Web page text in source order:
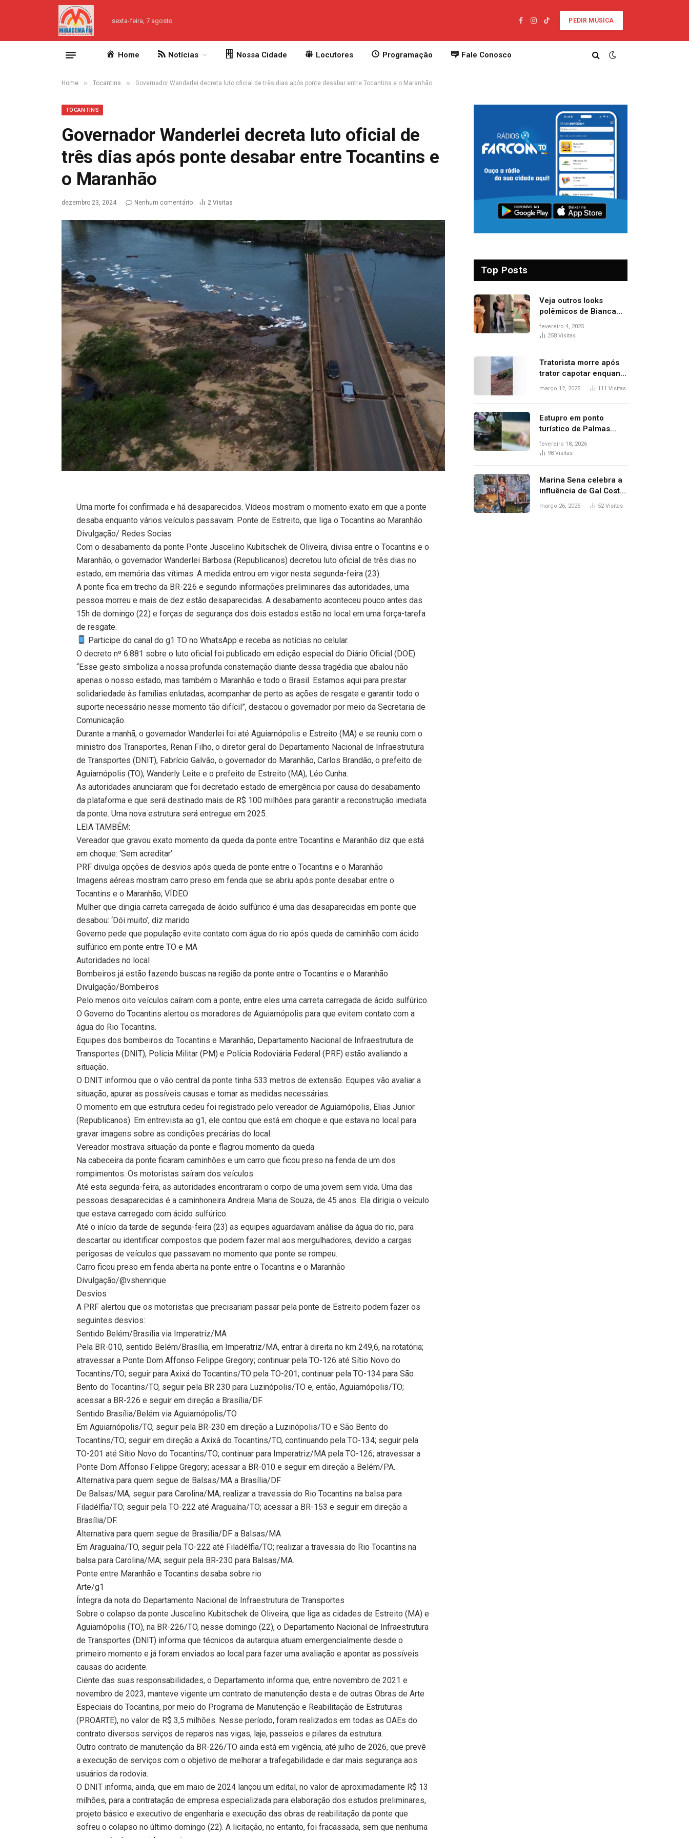
sexta-feira, 7 agosto
Facebook
Instagram
TikTok
PEDIR MÚSICA
Home Notícias Nossa Cidade Locutores Programação Fale Conosco
Home » Tocantins » Governador Wanderlei decreta luto oficial de três dias após ponte desabar entre Tocantins e o Maranhão
TOCANTINS
Governador Wanderlei decreta luto oficial de
três dias após ponte desabar entre Tocantins e
o Maranhão
dezembro 23, 2024 Nenhum comentário 2 Visitas
Uma morte foi confirmada e há desaparecidos. Vídeos mostram o momento exato em que a ponte
desaba enquanto vários veículos passavam. Ponte de Estreito, que liga o Tocantins ao Maranhão
Divulgação/ Redes Socias
Com o desabamento da ponte Ponte Juscelino Kubitschek de Oliveira, divisa entre o Tocantins e o
Maranhão, o governador Wanderlei Barbosa (Republicanos) decretou luto oficial de três dias no
estado, em memória das vítimas. A medida entrou em vigor nesta segunda-feira (23).
A ponte fica em trecho da BR-226 e segundo informações preliminares das autoridades, uma
pessoa morreu e mais de dez estão desaparecidas. A desabamento aconteceu pouco antes das
15h de domingo (22) e forças de segurança dos dois estados estão no local em uma força-tarefa
de resgate.
Participe do canal do g1 TO no WhatsApp e receba as notícias no celular.
O decreto nº 6.881 sobre o luto oficial foi publicado em edição especial do Diário Oficial (DOE).
“Esse gesto simboliza a nossa profunda consternação diante dessa tragédia que abalou não
apenas o nosso estado, mas também o Maranhão e todo o Brasil. Estamos aqui para prestar
solidariedade às famílias enlutadas, acompanhar de perto as ações de resgate e garantir todo o
suporte necessário nesse momento tão difícil”, destacou o governador por meio da Secretaria de
Comunicação.
Durante a manhã, o governador Wanderlei foi até Aguiarnópolis e Estreito (MA) e se reuniu com o
ministro dos Transportes, Renan Filho, o diretor geral do Departamento Nacional de Infraestrutura
de Transportes (DNIT), Fabrício Galvão, o governador do Maranhão, Carlos Brandão, o prefeito de
Aguiarnópolis (TO), Wanderly Leite e o prefeito de Estreito (MA), Léo Cunha.
As autoridades anunciaram que foi decretado estado de emergência por causa do desabamento
da plataforma e que será destinado mais de R$ 100 milhões para garantir a reconstrução imediata
da ponte. Uma nova estrutura será entregue em 2025.
LEIA TAMBÉM:
Vereador que gravou exato momento da queda da ponte entre Tocantins e Maranhão diz que está
em choque: ‘Sem acreditar’
PRF divulga opções de desvios após queda de ponte entre o Tocantins e o Maranhão
Imagens aéreas mostram carro preso em fenda que se abriu após ponte desabar entre o
Tocantins e o Maranhão; VÍDEO
Mulher que dirigia carreta carregada de ácido sulfúrico é uma das desaparecidas em ponte que
desabou: ‘Dói muito’, diz marido
Governo pede que população evite contato com água do rio após queda de caminhão com ácido
sulfúrico em ponte entre TO e MA
Autoridades no local
Bombeiros já estão fazendo buscas na região da ponte entre o Tocantins e o Maranhão
Divulgação/Bombeiros
Pelo menos oito veículos caíram com a ponte, entre eles uma carreta carregada de ácido sulfúrico.
O Governo do Tocantins alertou os moradores de Aguiarnópolis para que evitem contato com a
água do Rio Tocantins.
Equipes dos bombeiros do Tocantins e Maranhão, Departamento Nacional de Infraestrutura de
Transportes (DNIT), Polícia Militar (PM) e Polícia Rodoviária Federal (PRF) estão avaliando a
situação.
O DNIT informou que o vão central da ponte tinha 533 metros de extensão. Equipes vão avaliar a
situação, apurar as possíveis causas e tomar as medidas necessárias.
O momento em que estrutura cedeu foi registrado pelo vereador de Aguiarnópolis, Elias Junior
(Republicanos). Em entrevista ao g1, ele contou que está em choque e que estava no local para
gravar imagens sobre as condições precárias do local.
Vereador mostrava situação da ponte e flagrou momento da queda
Na cabeceira da ponte ficaram caminhões e um carro que ficou preso na fenda de um dos
rompimentos. Os motoristas saíram dos veículos.
Até esta segunda-feira, as autoridades encontraram o corpo de uma jovem sem vida. Uma das
pessoas desaparecidas é a caminhoneira Andreia Maria de Souza, de 45 anos. Ela dirigia o veículo
que estava carregado com ácido sulfúrico.
Até o início da tarde de segunda-feira (23) as equipes aguardavam análise da água do rio, para
descartar ou identificar compostos que podem fazer mal aos mergulhadores, devido a cargas
perigosas de veículos que passavam no momento que ponte se rompeu.
Carro ficou preso em fenda aberta na ponte entre o Tocantins e o Maranhão
Divulgação/@vshenrique
Desvios
A PRF alertou que os motoristas que precisariam passar pela ponte de Estreito podem fazer os
seguintes desvios:
Sentido Belém/Brasília via Imperatriz/MA
Pela BR-010, sentido Belém/Brasília, em Imperatriz/MA, entrar à direita no km 249,6, na rotatória;
atravessar a Ponte Dom Affonso Felippe Gregory; continuar pela TO-126 até Sítio Novo do
Tocantins/TO; seguir para Axixá do Tocantins/TO pela TO-201; continuar pela TO-134 para São
Bento do Tocantins/TO, seguir pela BR 230 para Luzinópolis/TO e, então, Aguiarnópolis/TO;
acessar a BR-226 e seguir em direção a Brasília/DF.
Sentido Brasília/Belém via Aguiarnópolis/TO
Em Aguiarnópolis/TO, seguir pela BR-230 em direção a Luzinópolis/TO e São Bento do
Tocantins/TO; seguir em direção a Axixá do Tocantins/TO, continuando pela TO-134; seguir pela
TO-201 até Sítio Novo do Tocantins/TO; continuar para Imperatriz/MA pela TO-126; atravessar a
Ponte Dom Affonso Felippe Gregory; acessar a BR-010 e seguir em direção a Belém/PA.
Alternativa para quem segue de Balsas/MA a Brasília/DF
De Balsas/MA, seguir para Carolina/MA; realizar a travessia do Rio Tocantins na balsa para
Filadélfia/TO; seguir pela TO-222 até Araguaína/TO; acessar a BR-153 e seguir em direção a
Brasília/DF.
Alternativa para quem segue de Brasília/DF a Balsas/MA
Em Araguaína/TO, seguir pela TO-222 até Filadélfia/TO; realizar a travessia do Rio Tocantins na
balsa para Carolina/MA; seguir pela BR-230 para Balsas/MA.
Ponte entre Maranhão e Tocantins desaba sobre rio
Arte/g1
Íntegra da nota do Departamento Nacional de Infraestrutura de Transportes
Sobre o colapso da ponte Juscelino Kubitschek de Oliveira, que liga as cidades de Estreito (MA) e
Aguiarnópolis (TO), na BR-226/TO, nesse domingo (22), o Departamento Nacional de Infraestrutura
de Transportes (DNIT) informa que técnicos da autarquia atuam emergencialmente desde o
primeiro momento e já foram enviados ao local para fazer uma avaliação e apontar as possíveis
causas do acidente.
Ciente das suas responsabilidades, o Departamento informa que, entre novembro de 2021 e
novembro de 2023, manteve vigente um contrato de manutenção desta e de outras Obras de Arte
Especiais do Tocantins, por meio do Programa de Manutenção e Reabilitação de Estruturas
(PROARTE), no valor de R$ 3,5 milhões. Nesse período, foram realizados em todas as OAEs do
contrato diversos serviços de reparos nas vigas, laje, passeios e pilares da estrutura.
Outro contrato de manutenção da BR-226/TO ainda está em vigência, até julho de 2026, que prevê
a execução de serviços com o objetivo de melhorar a trafegabilidade e dar mais segurança aos
usuários da rodovia.
O DNIT informa, ainda, que em maio de 2024 lançou um edital, no valor de aproximadamente R$ 13
milhões, para a contratação de empresa especializada para elaboração dos estudos preliminares,
projeto básico e executivo de engenharia e execução das obras de reabilitação da ponte que
sofreu o colapso no último domingo (22). A licitação, no entanto, foi fracassada, sem que nenhuma
Top Posts
Veja outros looks
polêmicos de Bianca
Censori, esposa de
Kanye West que
fevereiro 4, 2025
258 Visitas
Tratorista morre após
trator capotar enquanto
removia vegetação em
março 12, 2025 111 Visitas
Estupro em ponto
turístico de Palmas
ocorreu em frente à
viatura e base de
fevereiro 18, 2026
98 Visitas
Marina Sena celebra a
influência de Gal Costa
na arte do álbum
março 26, 2025 52Visitas